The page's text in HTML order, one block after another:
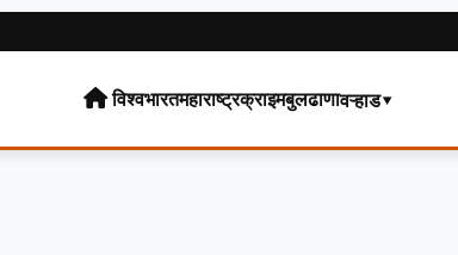
विश्वभारतमहाराष्ट्रक्राइमबुलढाणावऱ्हाड▾